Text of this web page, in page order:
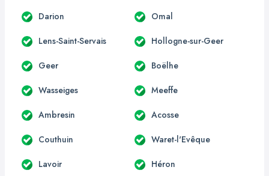
Darion Omal
Lens-Saint-Servais Hollogne-sur-Geer
Geer Boëlhe
Wasseiges Meeffe
Ambresin Acosse
Couthuin Waret-l'Evêque
Lavoir Héron